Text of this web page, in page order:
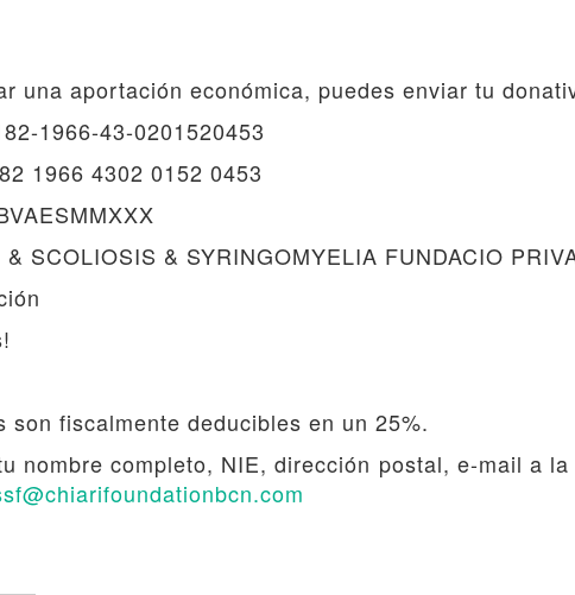
una aportación económica, puedes enviar tu
1966-43-0201520453
1966 4302 0152 0453
SCOLIOSIS & SYRINGOMYELIA FUNDACIO
son fiscalmente deducibles en un 25%.
nombre completo, NIE, dirección postal, e-mail a